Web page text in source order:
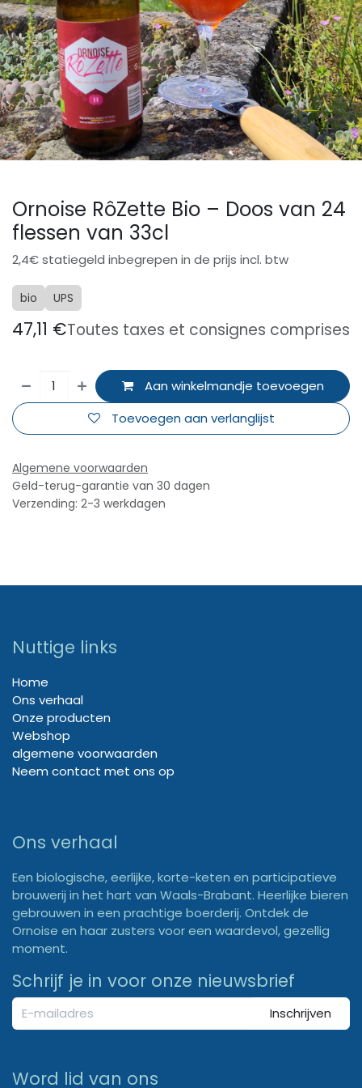
Ornoise RôZette Bio – Doos van 24
flessen van 33cl
2,4€ statiegeld inbegrepen in de prijs incl. btw
bio UPS
47,11 €Toutes taxes et consignes comprises
Aan winkelmandje toevoegen
Toevoegen aan verlanglijst
Algemene voorwaarden
Geld-terug-garantie van 30 dagen
Verzending: 2-3 werkdagen
Nuttige links
Home
Ons verhaal
Onze producten
Webshop
algemene voorwaarden
Neem contact met ons op
Ons verhaal
Een biologische, eerlijke, korte-keten en participatieve
brouwerij in het hart van Waals-Brabant. Heerlijke bieren
gebrouwen in een prachtige boerderij. Ontdek de
Ornoise en haar zusters voor een waardevol, gezellig
moment.
Schrijf je in voor onze nieuwsbrief
Inschrijven
Word lid van ons